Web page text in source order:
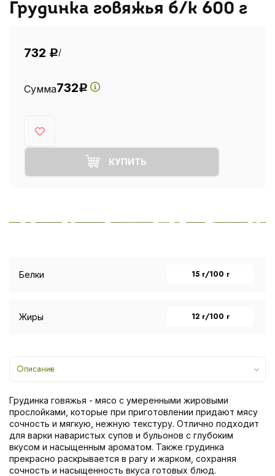
Грудинка говяжья б/к 600 г
732 Р/
Сумма732Р
КУПИТЬ
Белки 15 г/100 г
Жиры 12 г/100 г
Описание
Грудинка говяжья - мясо с умеренными жировыми
прослойками, которые при приготовлении придают мясу
сочность и мягкую, нежную текстуру. Отлично подходит
для варки наваристых супов и бульонов с глубоким
вкусом и насыщенным ароматом. Также грудинка
прекрасно раскрывается в рагу и жарком, сохраняя
сочность и насыщенность вкуса готовых блюд.